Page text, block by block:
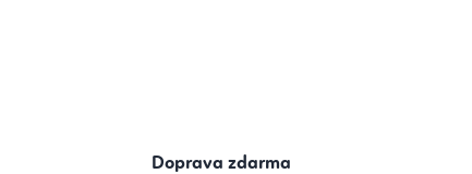
Doprava zdarma